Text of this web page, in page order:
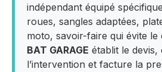
indépendant équipé
roues, sangles adaptées,
moto, savoir-faire qui évite le
BAT GARAGE établit le devis,
l’intervention et facture la